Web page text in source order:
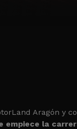
Aragón y
empiece la